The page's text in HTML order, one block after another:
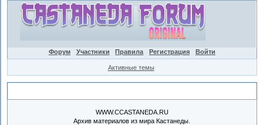
Форум Участники Правила Регистрация Войти
Активные темы
WWW.CCASTANEDA.RU
Архив материалов из мира Кастанеды.